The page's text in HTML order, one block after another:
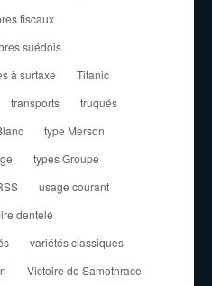
fiscaux
suédois
à surtaxe
Titanic
transports
truqués
type Merson
types Groupe
usage courant
dentelé
variétés classiques
Victoire de Samothrace